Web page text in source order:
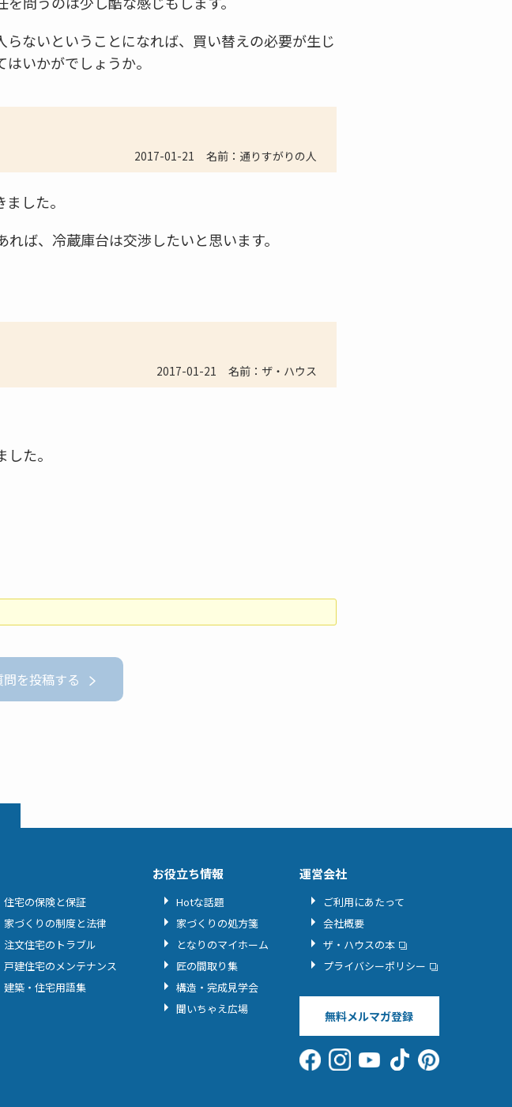
ないということになれば、買い替えの必要が生じ
いかがでしょうか。
2017-01-21 名前：通りすがりの人
した。
ば、冷蔵庫台は交渉したいと思います。
2017-01-21 名前：ザ・ハウス
た。
問を投稿する
住宅の保険と保証
家づくりの制度と法律
注文住宅のトラブル
戸建住宅のメンテナンス
建築・住宅用語集
お役立ち情報
Hotな話題
家づくりの処方箋
となりのマイホーム
匠の間取り集
構造・完成見学会
聞いちゃえ広場
運営会社
ご利用にあたって
会社概要
ザ・ハウスの本
プライバシーポリシー
無料メルマガ登録